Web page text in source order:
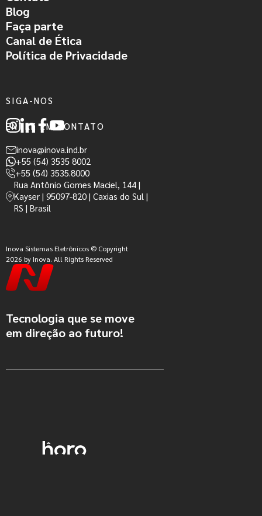
Tecnologia que se move
em direção ao futuro!
ENTRE EM CONTATO
inova@inova.ind.br
+55 (54) 3535 8002
+55 (54) 3535.8000
Rua Antônio Gomes Maciel, 144 |
Kayser | 95097-820 | Caxias do Sul |
RS | Brasil
Inova Sistemas Eletrônicos © Copyright
2026 by Inova. All Rights Reserved
Blog
Faça parte
Canal de Ética
Política de Privacidade
SIGA-NOS